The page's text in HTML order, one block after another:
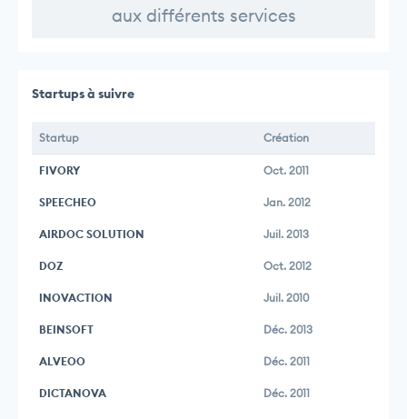
aux différents services
Startups à suivre
Startup Création
FIVORY Oct. 2011
SPEECHEO Jan. 2012
AIRDOC SOLUTION Juil. 2013
DOZ Oct. 2012
INOVACTION Juil. 2010
BEINSOFT Déc. 2013
ALVEOO Déc. 2011
DICTANOVA Déc. 2011